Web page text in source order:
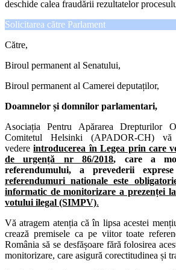
deschide calea fraudării rezultatelor
Solicitarea către Parlament
Către,
Biroul permanent al Senatului,
Biroul permanent al Camerei deputaților,
Doamnelor și domnilor parlamentari,
Asociația Pentru Apărarea Drepturilor
Comitetul Helsinki (APADOR-CH)
vedereintroducerea în Legea prin care
de urgență nr 86/2018, care a
referendumului, a prevederii
referendumuri nationale este
informatic de monitorizare a prezenței
votului ilegal (SIMPV).
Vă atragem atenția că în lipsa acestei
crează premisele ca pe viitor toate
România să se desfășoare fără folosirea
monitorizare, care asigură corectitudinea și